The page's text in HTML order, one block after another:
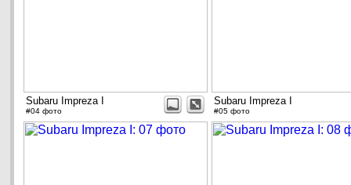
Subaru Impreza I
#04 фото
Subaru Impreza I
#05 фото